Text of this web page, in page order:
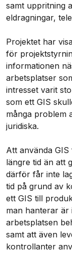
samt uppritning
eldragningar,
Projektet har
för
informationen
arbetsplatser
intresset varit
som ett GIS
många problem
juridiska.
Att använda
längre tid än att
därför får inte
tid på grund av
ett GIS till
man hanterar är
arbetsplatsen
samt att även
kontrollanter